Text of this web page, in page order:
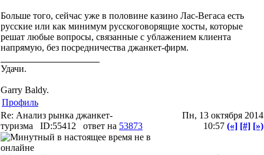
Больше того, сейчас уже в половине казино Лас-Вегаса есть
русские или как минимум русскоговорящие хосты, которые
решат любые вопросы, связанные с ублажением клиента
напрямую, без посредничества джанкет-фирм.
Удачи.
Garry Baldy.
Профиль
Re: Анализ рынка джанкет-
туризма
ID:55412 ответ на 53873
Пн, 13 октября 2014
10:57 («] [#] [»)